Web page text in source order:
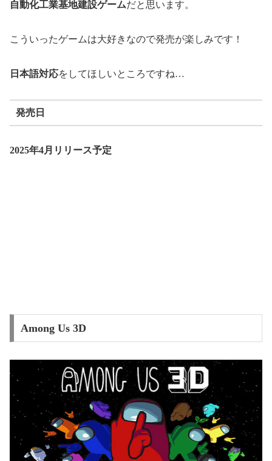
自動化工業基地建設ゲームだと思います。
こういったゲームは大好きなので発売が楽しみです！
日本語対応をしてほしいところですね…
発売日
2025年4月リリース予定
Among Us 3D